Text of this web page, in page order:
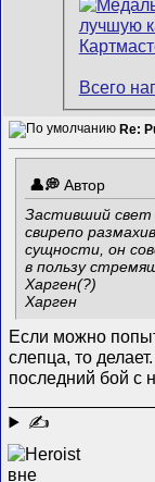
Всего
Re:
Автор
Застивший свет
свирепо
сущности, он
в пользу
Харген(?)
Харген
Если можно
слепца, то
последний бой с
✍